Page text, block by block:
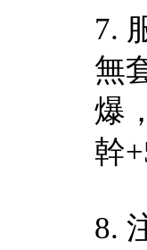
7.
無
爆
幹
8.